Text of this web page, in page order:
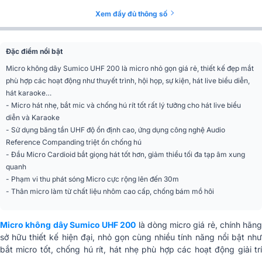
50
đáp ứng
Pin sử dụng lithium
Thời gian sạc
Nhập khẩu & Phân
phối
Công ty TNHH Quốc Tế Anh Duy
Xem đầy đủ thông số
Đặc điểm nổi bật
Micro không dây Sumico UHF 200 là micro nhỏ gọn giá rẻ, thiết kế đẹp mắt
phù hợp các hoạt động như thuyết trình, hội họp, sự kiện, hát live biểu diễn,
hát karaoke…
- Micro hát nhẹ, bắt mic và chống hú rít tốt rất lý tưởng cho hát live biểu
diễn và Karaoke
- Sử dụng băng tần UHF độ ổn định cao, ứng dụng công nghệ Audio
Reference Companding triệt ồn chống hú
- Đầu Micro Cardioid bắt giọng hát tốt hơn, giảm thiểu tối đa tạp âm xung
quanh
- Phạm vi thu phát sóng Micro cực rộng lên đến 30m
- Thân micro làm từ chất liệu nhôm cao cấp, chống bám mồ hôi
Micro không dây Sumico UHF 200 là dòng micro giá rẻ, chính hãng
sở hữu thiết kế hiện đại, nhỏ gọn cùng nhiều tính năng nổi bật như
bắt micro tốt, chống hú rít, hát nhẹ phù hợp các hoạt động giải trí